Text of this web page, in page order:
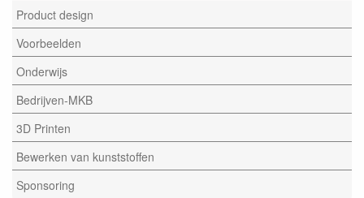
Product design
Voorbeelden
Onderwijs
Bedrijven-MKB
3D Printen
Bewerken van kunststoffen
Sponsoring